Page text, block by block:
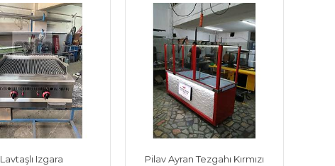
Lavtaşlı Izgara
Pilav Ayran Tezgahı Kırmızı